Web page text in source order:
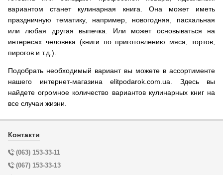
вариантом станет кулинарная книга. Она может иметь
праздничную тематику, например, новогодняя, пасхальная
или любая другая выпечка. Или может основываться на
интересах человека (книги по приготовлению мяса, тортов,
пирогов и т.д.).
Подобрать необходимый вариант вы можете в ассортименте
нашего интернет-магазина elitpodarok.com.ua. Здесь вы
найдете огромное количество вариантов кулинарных книг на
все случаи жизни.
Контакти
(063) 153-33-11
(067) 153-33-13